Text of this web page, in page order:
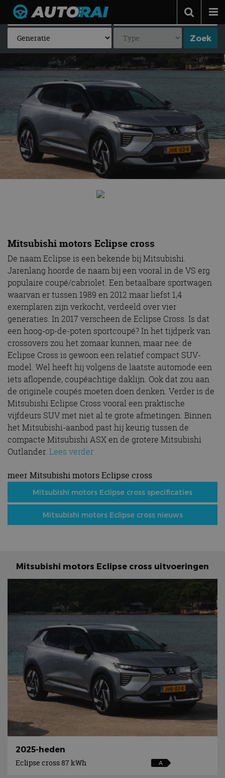
Autonieuws
Podcast
Autotests
Automerken
Adverteren
Contact
MotorRAI.nl
Mitsubishi motors Eclipse cross
De naam Eclipse is een bekende bij Mitsubishi.
Jarenlang hoorde de naam bij een vooral in de VS erg
populaire coupé/cabriolet. Een betaalbare sportwagen
waarvan er tussen 1989 en 2012 maar liefst 1,4
exemplaren zijn verkocht, verdeeld over vier
generaties. In 2017 verscheen de Eclipse Cross. Is dat
een hoog-op-de-poten sportcoupé? In het tijdperk van
crossovers zou het zomaar kunnen, maar nee: de
Eclipse Cross is gewoon een relatief compact SUV-
model. Wel heeft hij volgens de laatste automode een
iets aflopende, coupéachtige daklijn. Ook dat zou aan
de originele coupés moeten doen denken. Verder is de
Mitsubishi Eclipse Cross vooral een praktische
vijfdeurs SUV met niet al te grote afmetingen. Binnen
het Mitsubishi-aanbod past hij keurig tussen de
compacte Mitsubishi ASX en de grotere Mitsubishi
Outlander. Lees verder
meer Mitsubishi motors Eclipse cross
Mitsubishi motors Eclipse cross specificaties
Mitsubishi motors Eclipse cross nieuws
Mitsubishi motors Eclipse cross uitvoeringen
2025-heden
Eclipse cross 87 kWh
A